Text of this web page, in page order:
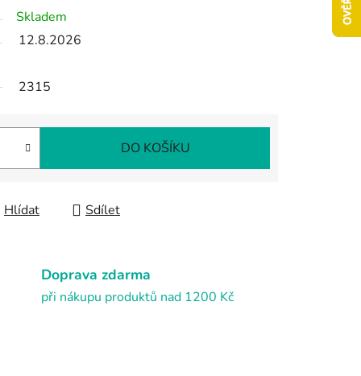
Skladem
12.8.2026
2315
DO KOŠÍKU
Hlídat Sdílet
Doprava zdarma
při nákupu produktů nad 1200 Kč